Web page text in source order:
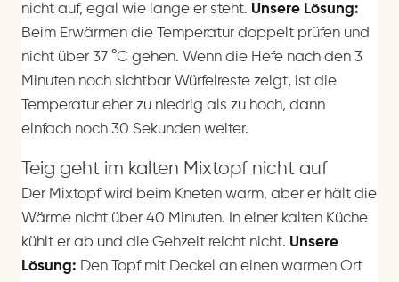
nicht auf, egal wie lange er steht. Unsere Lösung:
Beim Erwärmen die Temperatur doppelt prüfen und
nicht über 37 °C gehen. Wenn die Hefe nach den 3
Minuten noch sichtbar Würfelreste zeigt, ist die
Temperatur eher zu niedrig als zu hoch, dann
einfach noch 30 Sekunden weiter.
Teig geht im kalten Mixtopf nicht auf
Der Mixtopf wird beim Kneten warm, aber er hält die
Wärme nicht über 40 Minuten. In einer kalten Küche
kühlt er ab und die Gehzeit reicht nicht. Unsere
Lösung: Den Topf mit Deckel an einen warmen Ort